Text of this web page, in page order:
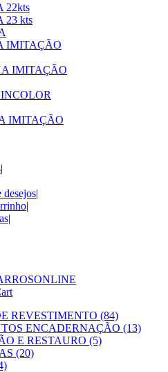
22kts
23 kts
IMITAÇÃO
IMITAÇÃO
IMITAÇÃO
|
desejos|
|
|
REVESTIMENTO (84)
ENCADERNAÇÃO (13)
E RESTAURO (5)
(20)